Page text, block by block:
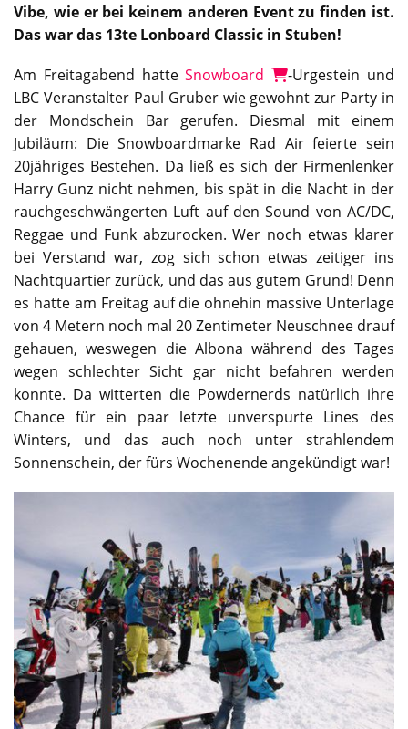
Vibe, wie er bei keinem anderen Event zu finden ist.
Das war das 13te Lonboard Classic in Stuben!
Am Freitagabend hatteSnowboard
-Urgestein und
LBC Veranstalter Paul Gruber wie gewohnt zur Party in
der Mondschein Bar gerufen. Diesmal mit einem
Jubiläum: Die Snowboardmarke Rad Air feierte sein
20jähriges Bestehen. Da ließ es sich der Firmenlenker
Harry Gunz nicht nehmen, bis spät in die Nacht in der
rauchgeschwängerten Luft auf den Sound von AC/DC,
Reggae und Funk abzurocken. Wer noch etwas klarer
bei Verstand war, zog sich schon etwas zeitiger ins
Nachtquartier zurück, und das aus gutem Grund! Denn
es hatte am Freitag auf die ohnehin massive Unterlage
von 4 Metern noch mal 20 Zentimeter Neuschnee drauf
gehauen, weswegen die Albona während des Tages
wegen schlechter Sicht gar nicht befahren werden
konnte. Da witterten die Powdernerds natürlich ihre
Chance für ein paar letzte unverspurte Lines des
Winters, und das auch noch unter strahlendem
Sonnenschein, der fürs Wochenende angekündigt war!